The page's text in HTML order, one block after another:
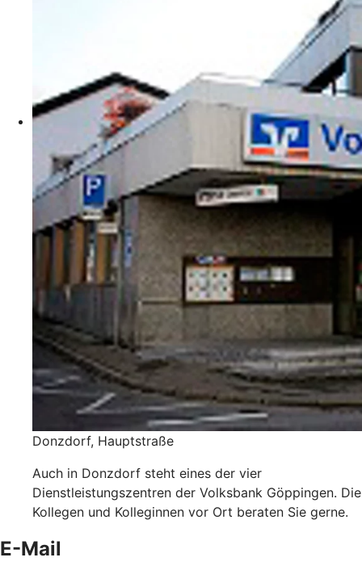
Donzdorf, Hauptstraße
Auch in Donzdorf steht eines der vier
Dienstleistungszentren der Volksbank Göppingen. Die
Kollegen und Kolleginnen vor Ort beraten Sie gerne.
E-Mail